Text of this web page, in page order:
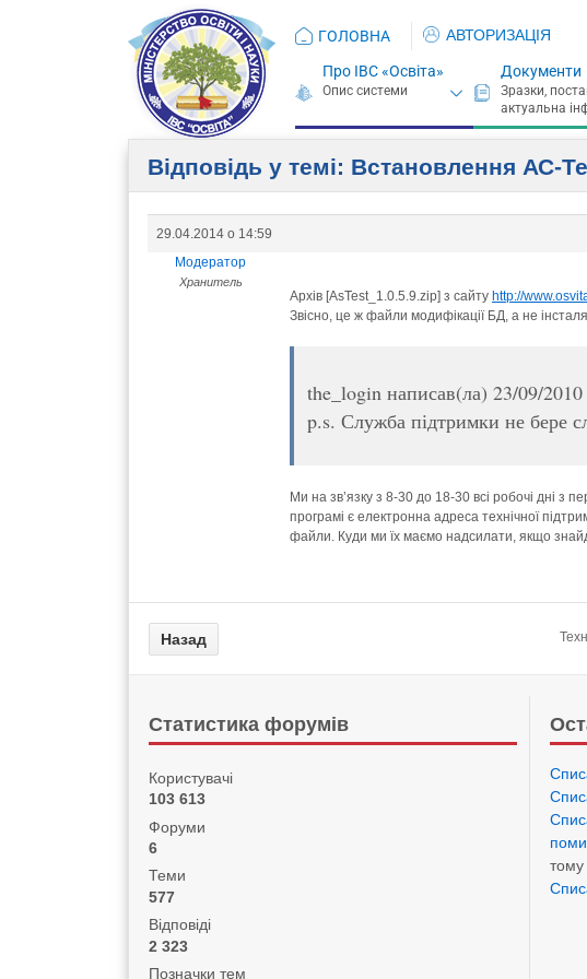
ГОЛОВНА АВТОРИЗАЦІЯ
Про ІВС «Освіта» Документи
Відповідь у темі: Встановлення АС-
29.04.2014 о 14:59
Модератор
Хранитель
Архів [AsTest_1.0.5.9.zip] з сайту http://
Звісно, це ж файли модифікації БД, а не
the_login написав(ла) 23/09/
p.s. Служба підтримки не бере
Ми на зв’язку з 8-30 до 18-30 всі робочі дні
програмі є електронна адреса технічної
файли. Куди ми їх маємо надсилати, якщо
Статистика форумів
Користувачі
103 613
Форуми
6
Теми
577
Відповіді
2 323
Позначки тем
тому